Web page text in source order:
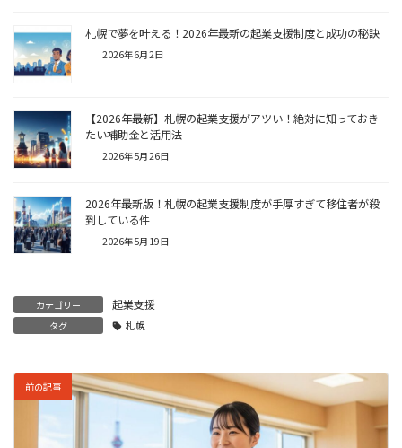
札幌で夢を叶える！2026年最新の起業支援制度と成功の秘訣
2026年6月2日
【2026年最新】札幌の起業支援がアツい！絶対に知っておき
たい補助金と活用法
2026年5月26日
2026年最新版！札幌の起業支援制度が手厚すぎて移住者が殺
到している件
2026年5月19日
カテゴリー 起業支援
タグ 札幌
前の記事